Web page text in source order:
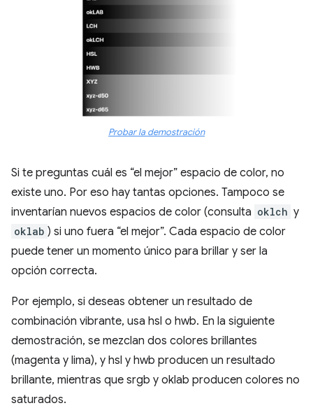
Probar la demostración
Si te preguntas cuál es “el mejor” espacio de color, no
existe uno. Por eso hay tantas opciones. Tampoco se
inventarían nuevos espacios de color (consulta oklch y
oklab ) si uno fuera “el mejor”. Cada espacio de color
puede tener un momento único para brillar y ser la
opción correcta.
Por ejemplo, si deseas obtener un resultado de
combinación vibrante, usa hsl o hwb. En la siguiente
demostración, se mezclan dos colores brillantes
(magenta y lima), y hsl y hwb producen un resultado
brillante, mientras que srgb y oklab producen colores no
saturados.